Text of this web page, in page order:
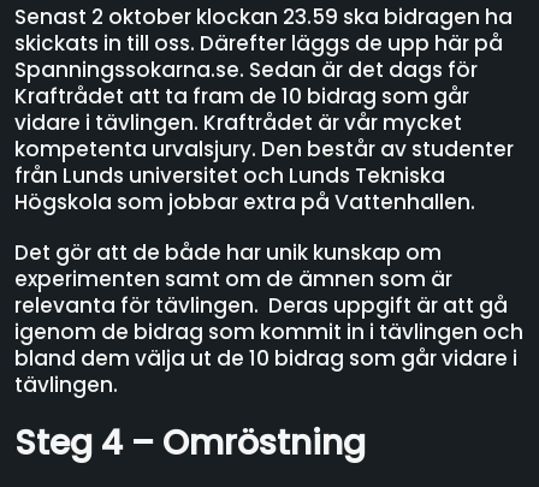
Senast 2 oktober klockan 23.59 ska bidragen ha
skickats in till oss. Därefter läggs de upp här på
Spanningssokarna.se. Sedan är det dags för
Kraftrådet att ta fram de 10 bidrag som går
vidare i tävlingen. Kraftrådet är vår mycket
kompetenta urvalsjury. Den består av studenter
från Lunds universitet och Lunds Tekniska
Högskola som jobbar extra på Vattenhallen.
Det gör att de både har unik kunskap om
experimenten samt om de ämnen som är
relevanta för tävlingen. Deras uppgift är att gå
igenom de bidrag som kommit in i tävlingen och
bland dem välja ut de 10 bidrag som går vidare i
tävlingen.
Steg 4 – Omröstning